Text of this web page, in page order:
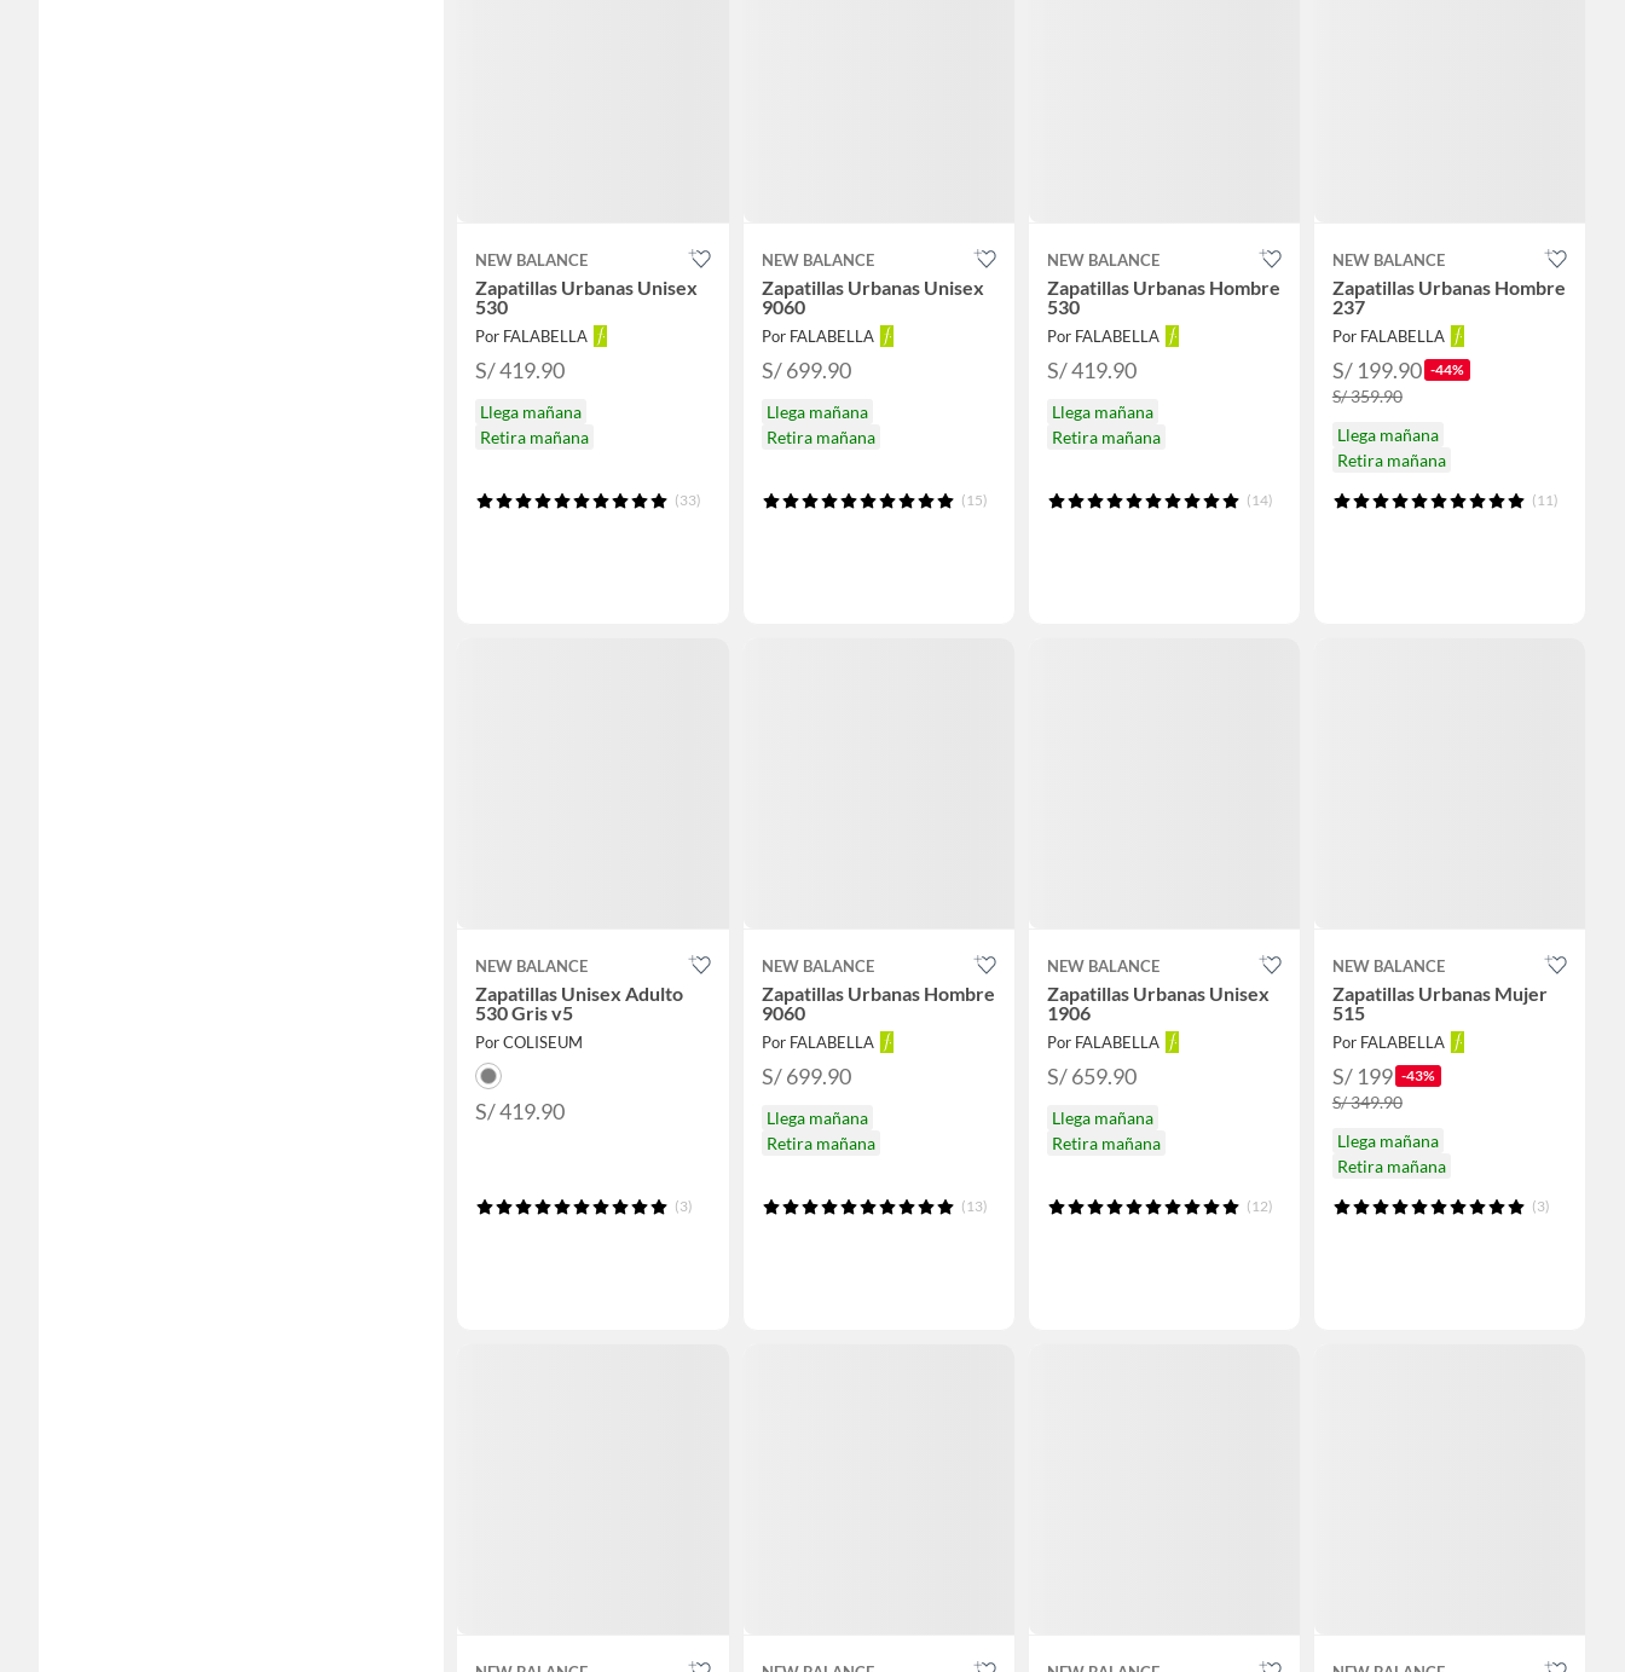
NEW BALANCE
Zapatillas Urbanas Unisex
530
Por FALABELLA
S/ 419.90
Llega mañana
Retira mañana
(33)
NEW BALANCE
Zapatillas Urbanas Unisex
9060
Por FALABELLA
S/ 699.90
Llega mañana
Retira mañana
(15)
NEW BALANCE
Zapatillas Urbanas Hombre
530
Por FALABELLA
S/ 419.90
Llega mañana
Retira mañana
(14)
NEW BALANCE
Zapatillas Urbanas Hombre
237
Por FALABELLA
S/ 199.90 -44%
S/ 359.90
Llega mañana
Retira mañana
(11)
NEW BALANCE
Zapatillas Unisex Adulto
530 Gris v5
Por COLISEUM
S/ 419.90
(3)
NEW BALANCE
Zapatillas Urbanas Hombre
9060
Por FALABELLA
S/ 699.90
Llega mañana
Retira mañana
(13)
NEW BALANCE
Zapatillas Urbanas Unisex
1906
Por FALABELLA
S/ 659.90
Llega mañana
Retira mañana
(12)
NEW BALANCE
Zapatillas Urbanas Mujer
515
Por FALABELLA
S/ 199 -43%
S/ 349.90
Llega mañana
Retira mañana
(3)